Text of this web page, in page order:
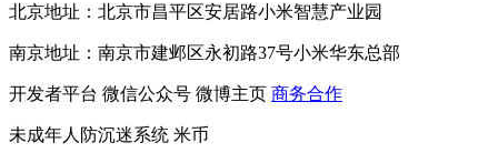
北京地址：北京市昌平区安居路小米智慧产业园
南京地址：南京市建邺区永初路37号小米华东总部
开发者平台 微信公众号 微博主页 商务合作
未成年人防沉迷系统 米币